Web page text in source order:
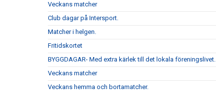
Veckans matcher
Club dagar på Intersport.
Matcher i helgen.
Fritidskortet
BYGGDAGAR- Med extra kärlek till det lokala föreningslivet.
Veckans matcher
Veckans hemma och bortamatcher.